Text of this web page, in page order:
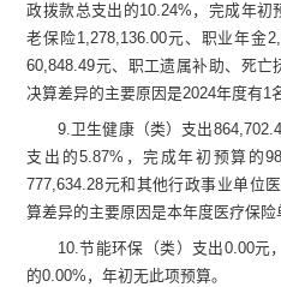
政拨款总支出的10.24% ， 完成年初
老保险1,278,136.00元、职业年金
60,848.49元、职工遗属补助、死亡
决算差异的主要原因是2024年度有1
9.卫生健康（类）支出
支出的5.87% ，完成年初预算的
777,634.28元和其他行政事业单位
算差异的主要原因是本年度 医疗保
10.节能环保（类）支出0.00元
的0.00% ，年初无此项预算。